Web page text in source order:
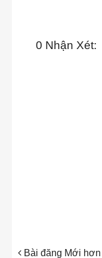
0 Nhận Xét:
Bài đăng Mới hơn